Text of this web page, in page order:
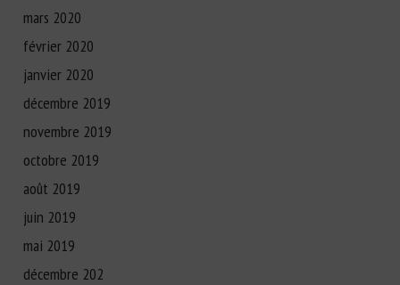
mars 2020
février 2020
janvier 2020
décembre 2019
novembre 2019
octobre 2019
août 2019
juin 2019
mai 2019
décembre 202